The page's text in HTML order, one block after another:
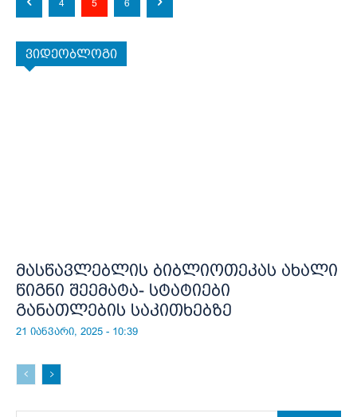
4 5 6
ვიდეობლოგი
მასწავლებლის ბიბლიოთეკას ახალი
წიგნი შეემატა- სტატიები
განათლების საკითხებზე
21 იანვარი, 2025 - 10:39